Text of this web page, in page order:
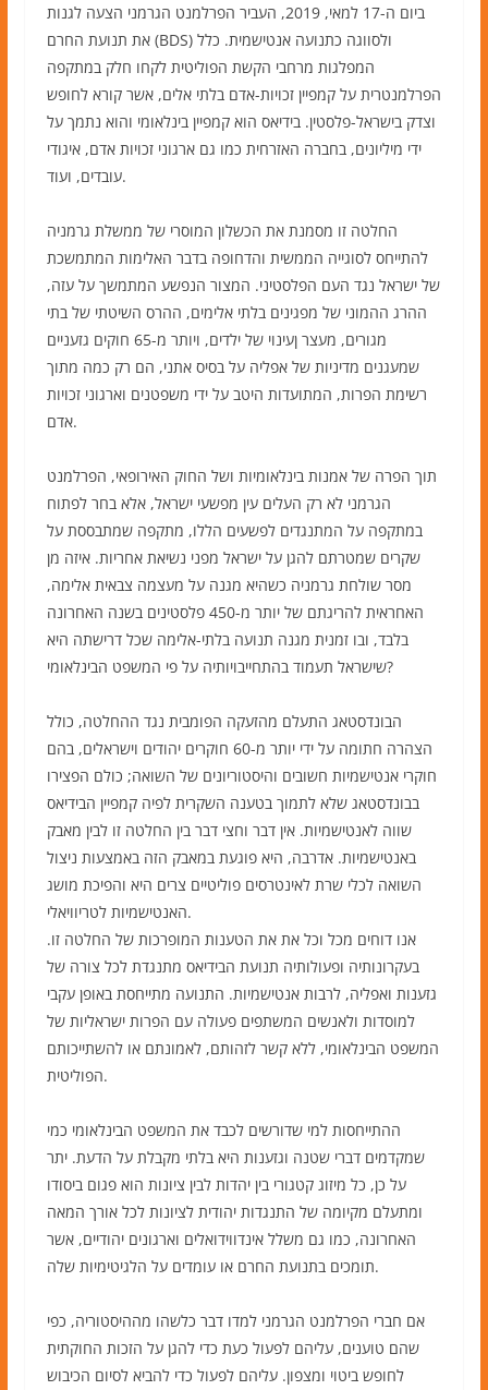
ביום ה-17 למאי, 2019, העביר הפרלמנט הגרמני הצעה לגנות
את תנועת החרם (BDS) ולסווגה כתנועה אנטישמית. כלל
המפלגות מרחבי הקשת הפוליטית לקחו חלק במתקפה
הפרלמנטרית על קמפיין זכויות-אדם בלתי אלים, אשר קורא לחופש
וצדק בישראל-פלסטין. בידיאס הוא קמפיין בינלאומי והוא נתמך על
ידי מיליונים, בחברה האזרחית כמו גם ארגוני זכויות אדם, איגודי
עובדים, ועוד.
החלטה זו מסמנת את הכשלון המוסרי של ממשלת גרמניה
להתייחס לסוגייה הממשית והדחופה בדבר האלימות המתמשכת
של ישראל נגד העם הפלסטיני. המצור הנפשע המתמשך על עזה,
ההרג ההמוני של מפגינים בלתי אלימים, ההרס השיטתי של בתי
מגורים, מעצר ןעינוי של ילדים, ויותר מ-65 חוקים גזעניים
שמעגנים מדיניות של אפליה על בסיס אתני, הם רק כמה מתוך
רשימת הפרות, המתועדות היטב על ידי משפטנים וארגוני זכויות
אדם.
תוך הפרה של אמנות בינלאומיות ושל החוק האירופאי, הפרלמנט
הגרמני לא רק העלים עין מפשעי ישראל, אלא בחר לפתוח
במתקפה על המתנגדים לפשעים הללו, מתקפה שמתבססת על
שקרים שמטרתם להגן על ישראל מפני נשיאת אחריות. איזה מן
מסר שולחת גרמניה כשהיא מגנה על מעצמה צבאית אלימה,
האחראית להריגתם של יותר מ-450 פלסטינים בשנה האחרונה
בלבד, ובו זמנית מגנה תנועה בלתי-אלימה שכל דרישתה היא
שישראל תעמוד בהתחייבויותיה על פי המשפט הבינלאומי?
הבונדסטאג התעלם מהזעקה הפומבית נגד ההחלטה, כולל
הצהרה חתומה על ידי יותר מ-60 חוקרים יהודים וישראלים, בהם
חוקרי אנטישמיות חשובים והיסטוריונים של השואה; כולם הפצירו
בבונדסטאג שלא לתמוך בטענה השקרית לפיה קמפיין הבידיאס
שווה לאנטישמיות. אין דבר וחצי דבר בין החלטה זו לבין מאבק
באנטישמיות. אדרבה, היא פוגעת במאבק הזה באמצעות ניצול
השואה לכלי שרת לאינטרסים פוליטיים צרים היא והפיכת מושג
האנטישמיות לטריוויאלי.
אנו דוחים מכל וכל את את הטענות המופרכות של החלטה זו.
בעקרונותיה ופעולותיה תנועת הבידיאס מתנגדת לכל צורה של
גזענות ואפליה, לרבות אנטישמיות. התנועה מתייחסת באופן עקבי
למוסדות ולאנשים המשתפים פעולה עם הפרות ישראליות של
המשפט הבינלאומי, ללא קשר לזהותם, לאמונתם או להשתייכותם
הפוליטית.
ההתייחסות למי שדורשים לכבד את המשפט הבינלאומי כמי
שמקדמים דברי שטנה וגזענות היא בלתי מקבלת על הדעת. יתר
על כן, כל מיזוג קטגורי בין יהדות לבין ציונות הוא פגום ביסודו
ומתעלם מקיומה של התנגדות יהודית לציונות לכל אורך המאה
האחרונה, כמו גם משלל אינדווידואלים וארגונים יהודיים, אשר
תומכים בתנועת החרם או עומדים על הלגיטימיות שלה.
אם חברי הפרלמנט הגרמני למדו דבר כלשהו מההיסטוריה, כפי
שהם טוענים, עליהם לפעול כעת כדי להגן על הזכות החוקתית
לחופש ביטוי ומצפון. עליהם לפעול כדי להביא לסיום הכיבוש